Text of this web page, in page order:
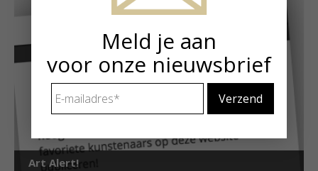
Art Alert!
Meld je aan
voor onze nieuwsbrief
mailadres *